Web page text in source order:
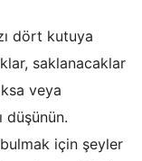
dört kutuya
saklanacaklar
veya
düşünün.
için şeyler